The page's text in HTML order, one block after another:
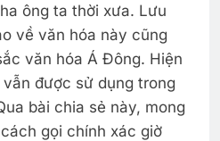
ông ta thời xưa. Lưu
về văn hóa này cũng
văn hóa Á Đông. Hiện
được sử dụng trong
bài chia sẻ này, mong
gọi chính xác giờ